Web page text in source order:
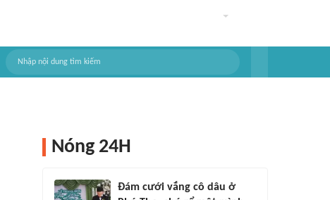
Nóng 24H
Đám cưới vắng cô dâu ở